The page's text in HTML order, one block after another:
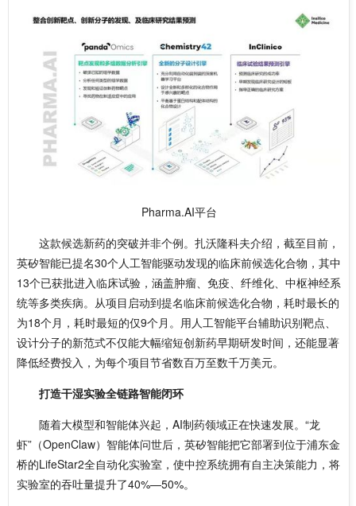
Pharma.AI平台
这款候选新药的突破并非个例。扎沃隆科夫介绍，截至目前，
英矽智能已提名30个人工智能驱动发现的临床前候选化合物，其中
13个已获批进入临床试验，涵盖肿瘤、免疫、纤维化、中枢神经系
统等多类疾病。从项目启动到提名临床前候选化合物，耗时最长的
为18个月，耗时最短的仅9个月。用人工智能平台辅助识别靶点、
设计分子的新范式不仅能大幅缩短创新药早期研发时间，还能显著
降低经费投入，为每个项目节省数百万至数千万美元。
打造干湿实验全链路智能闭环
随着大模型和智能体兴起，AI制药领域正在快速发展。“龙
虾”（OpenClaw）智能体问世后，英矽智能把它部署到位于浦东金
桥的LifeStar2全自动化实验室，使中控系统拥有自主决策能力，将
实验室的吞吐量提升了40%—50%。